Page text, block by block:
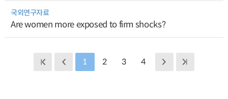
국외연구자료
Are women more exposed to firm shocks?
1 2 3 4